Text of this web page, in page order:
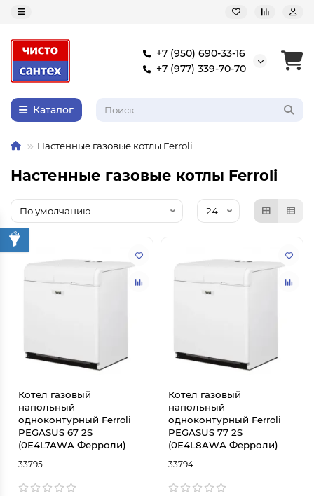
+7 (950) 690-33-16
+7 (977) 339-70-70
Каталог
Настенные газовые котлы Ferroli
Настенные газовые котлы Ferroli
Котел газовый
напольный
одноконтурный Ferroli
PEGASUS 67 2S
(0E4L7AWA Ферроли)
33795
Котел газовый
напольный
одноконтурный Ferroli
PEGASUS 77 2S
(0E4L8AWA Ферроли)
33794